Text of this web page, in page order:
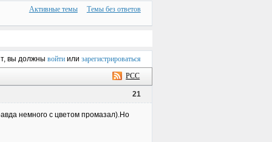
Активные темы Темы без ответов
вы должны войтиили зарегистрироваться
РСС
21
немного с цветом промазал).Но